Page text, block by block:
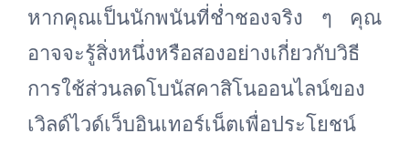
หากคุณเป็นนักพนันที่ช่ำชองจริง ๆ คุณ
อาจจะรู้สิ่งหนึ่งหรือสองอย่างเกี่ยวกับวิธี
การใช้ส่วนลดโบนัสคาสิโนออนไลน์ของ
เวิลด์ไวด์เว็บอินเทอร์เน็ตเพื่อประโยชน์